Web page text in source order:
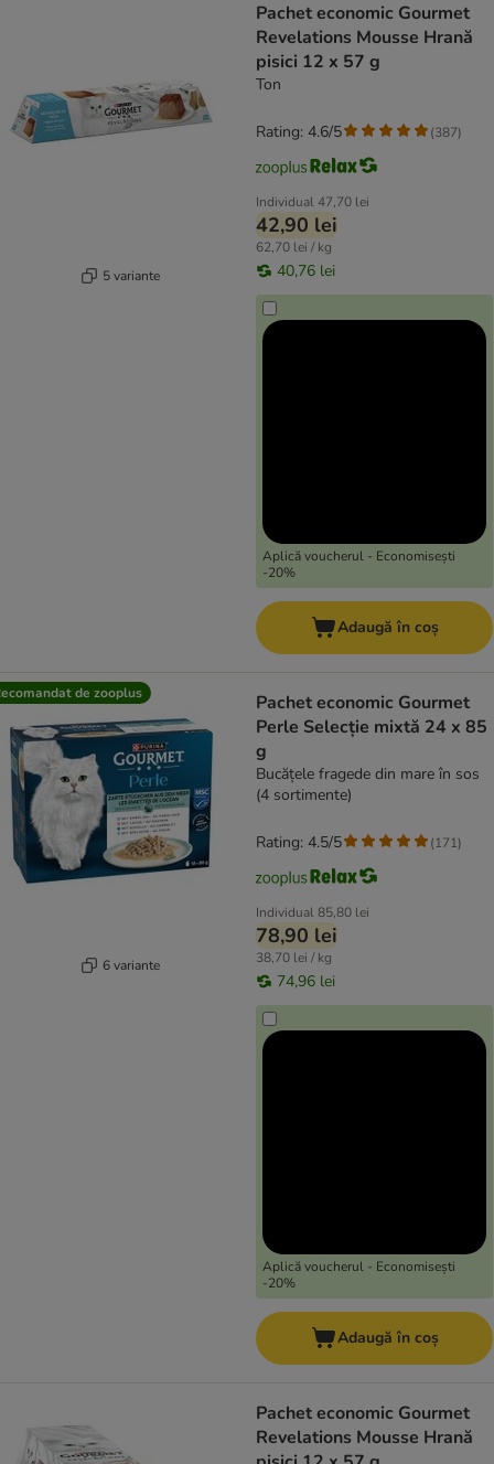
5 variante
Pachet economic Gourmet
Revelations Mousse Hrană
pisici 12 x 57 g
Ton
Individual47,70 lei
42,90 lei
62,70 lei / kg
40,76 lei
Aplică voucherul - Economisești
-20%
Rating: 4.6/5 (387)
Adaugă în coș
de zooplus
6 variante
Pachet economic Gourmet
Perle Selecție mixtă 24 x 85
g
Bucățele fragede din mare în sos
(4 sortimente)
Individual85,80 lei
78,90 lei
38,70 lei / kg
74,96 lei
Aplică voucherul - Economisești
-20%
Rating: 4.5/5 (171)
Adaugă în coș
Pachet economic Gourmet
Revelations Mousse Hrană